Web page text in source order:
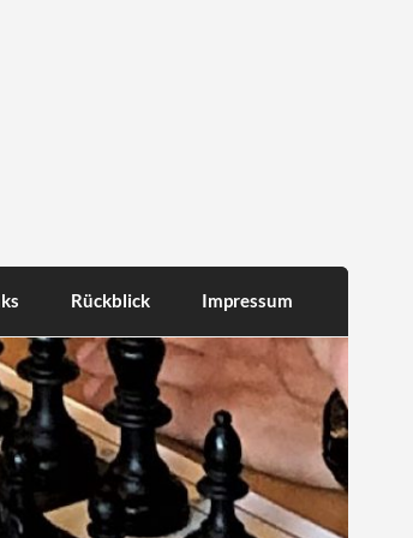
Rückblick Impressum